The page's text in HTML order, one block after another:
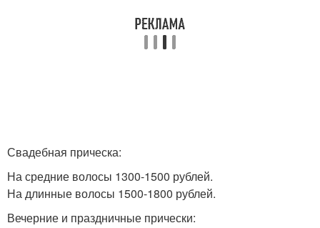
Свадебная прическа:
На средние волосы 1300-1500 рублей.
На длинные волосы 1500-1800 рублей.
Вечерние и праздничные прически: